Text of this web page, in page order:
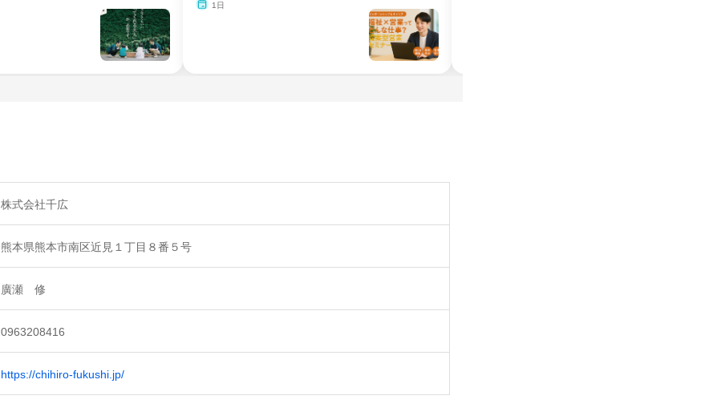
1日
株式会社千広
熊本県熊本市南区近見１丁目８番５号
廣瀬 修
0963208416
https://chihiro-fukushi.jp/